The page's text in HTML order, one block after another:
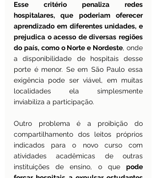
Esse critério penaliza redes
hospitalares, que poderiam oferecer
aprendizado em diferentes unidades, e
prejudica o acesso de diversas regiões
do país, como o Norte e Nordeste, onde
a disponibilidade de hospitais desse
porte é menor. Se em São Paulo essa
exigência pode ser viável, em muitas
localidades ela simplesmente
inviabiliza a participação.
Outro problema é a proibição do
compartilhamento dos leitos próprios
indicados para o novo curso com
atividades acadêmicas de outras
instituições de ensino, o que pode